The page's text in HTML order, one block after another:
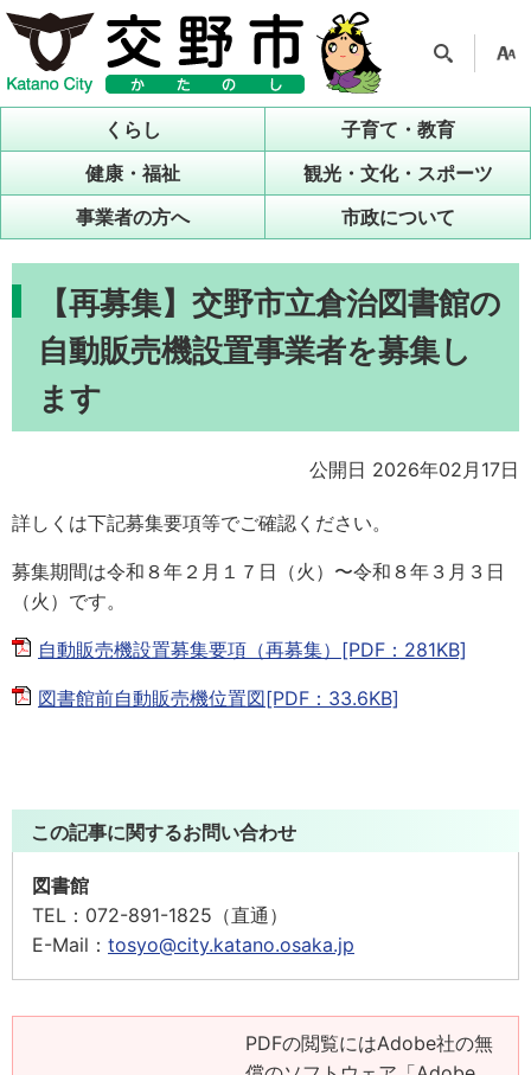
ル
くらし
子育て・教育
健康・福祉
観光・文化・スポーツ
事業者の方へ
市政について
【再募集】交野市立倉治図書館の
自動販売機設置事業者を募集し
ます
公開日 2026年02月17日
詳しくは下記募集要項等でご確認ください。
募集期間は令和８年２月１７日（火）〜令和８年３月３日
（火）です。
自動販売機設置募集要項（再募集）[PDF：281KB]
図書館前自動販売機位置図[PDF：33.6KB]
この記事に関するお問い合わせ
図書館
TEL： 072-891-1825（直通）
E-Mail： tosyo@city.katano.osaka.jp
PDFの閲覧にはAdobe社の無